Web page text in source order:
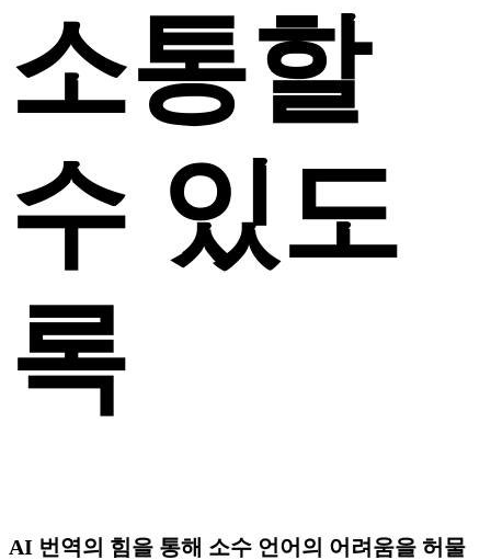
소통할
수 있도
록
AI 번역의 힘을 통해 소수 언어의 어려움을 허물